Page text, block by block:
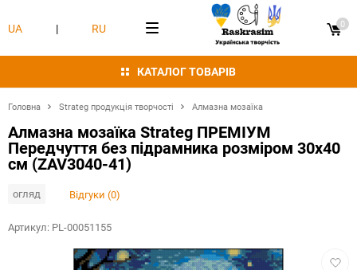
КАТАЛОГ ТОВАРІВ
UA | RU 0
Головна Strateg продукція творчості Алмазна мозаїка
Алмазна мозаїка Strateg ПРЕМІУМ
Передчуття без підрамника розміром 30х40
см (ZAV3040-41)
огляд Відгуки (0)
Артикул: PL-00051155